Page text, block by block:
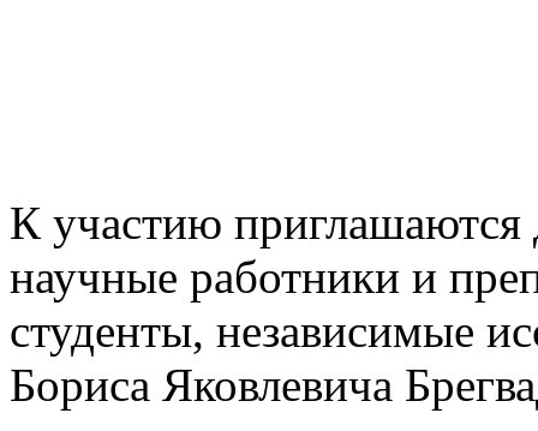
К участию приглашаются
научные работники и
студенты, независимые
Бориса Яковлевича